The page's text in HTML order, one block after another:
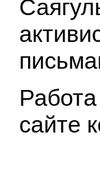
сайте